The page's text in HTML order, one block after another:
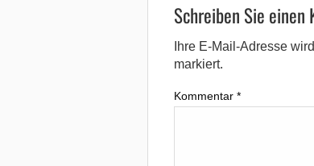
Schreiben Sie einen
Ihre E-Mail-Adresse
markiert.
Kommentar *